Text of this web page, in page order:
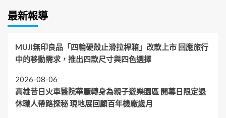
最新報導
MUJI無印良品「四輪硬殼止滑拉桿箱」改款上市 回應旅行
中的移動需求，推出四款尺寸與四色選擇
2026-08-06
高雄昔日火車醫院華麗轉身為親子遊樂園區 開幕日限定退
休職人帶路探秘 現地展回顧百年機廠歲月